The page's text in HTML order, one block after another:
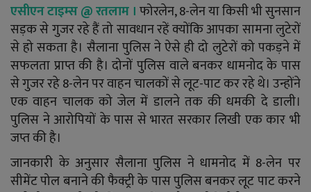
YouTube
Language
English Hiindi
एसीएन टाइम्स @रतलाम ।फोरलेन, 8-लेन या किसी भी सुनसान
सड़क से गुजर रहे हैं तो सावधान रहें क्योंकि आपका सामना लुटेरों
से हो सकता है। सैलाना पुलिस ने ऐसे ही दो लुटेरों को पकड़ने में
सफलता प्राप्त की है। दोनों पुलिस वाले बनकर धामनोद के पास
से गुजर रहे 8-लेन पर वाहन चालकों से लूट-पाट कर रहे थे। उन्होंने
एक वाहन चालक को जेल में डालने तक की धमकी दे डाली।
पुलिस ने आरोपियों के पास से भारत सरकार लिखी एक कार भी
जप्त की है।
जानकारी के अनुसार सैलाना पुलिस ने धामनोद में 8-लेन पर
सीमेंट पोल बनाने की फैक्ट्री के पास पुलिस बनकर लूट पाट करने